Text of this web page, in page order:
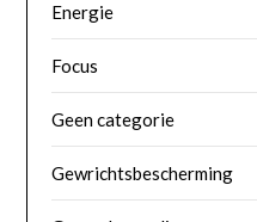
Energie
Focus
Geen categorie
Gewrichtsbescherming